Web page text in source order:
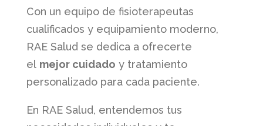
Con un equipo de fisioterapeutas
cualificados y equipamiento moderno,
RAE Salud se dedica a ofrecerte
el mejor cuidado y tratamiento
personalizado para cada paciente.
En RAE Salud, entendemos tus